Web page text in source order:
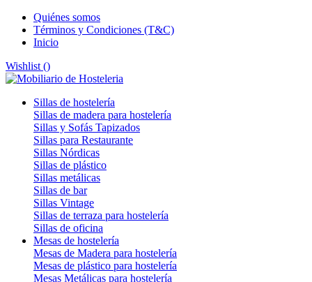
Quiénes somos
Términos y Condiciones (T&C)
Inicio
Wishlist ()
Sillas de hostelería
Sillas de madera para hostelería
Sillas y Sofás Tapizados
Sillas para Restaurante
Sillas Nórdicas
Sillas de plástico
Sillas metálicas
Sillas de bar
Sillas Vintage
Sillas de terraza para hostelería
Sillas de oficina
Mesas de hostelería
Mesas de Madera para hostelería
Mesas de plástico para hostelería
Mesas Metálicas para hostelería